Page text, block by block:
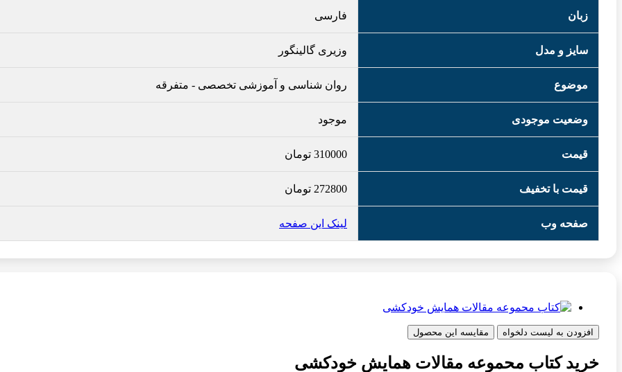
زبان فارسی
سایز و مدل وزیری گالینگور
موضوع روان شناسی و آموزشی تخصصی - متفرقه
وضعیت موجودی موجود
قیمت 310000 تومان
قیمت با تخفیف 272800 تومان
صفحه وب لینک این صفحه
افزودن به لیست دلخواه مقایسه این محصول
خرید کتاب محموعه مقالات همایش خودکشی